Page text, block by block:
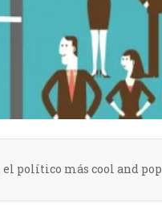
el político más cool and pop